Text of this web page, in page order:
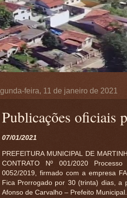
feira, 11 de janeiro de 2021
Publicações oficiais
07/01/2021
PREFEITURA MUNICIPAL DE
CONTRATO Nº 001/2020
0052/2019, firmado com a empresa
Fica Prorrogado por 30 (trinta) dias, a
Afonso de Carvalho – Prefeito Municipal.